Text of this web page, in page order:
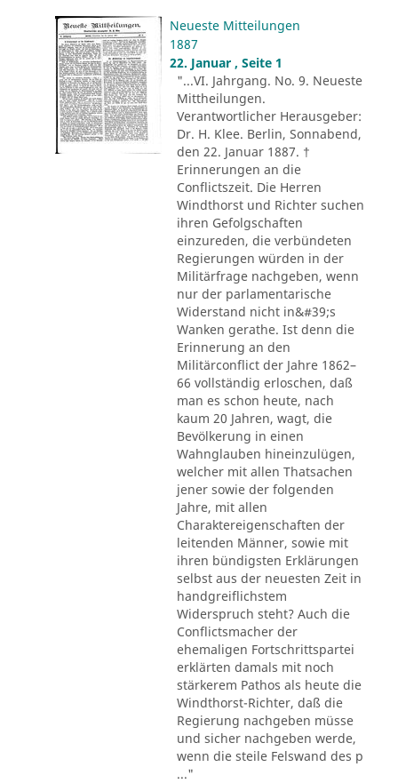
Neueste Mitteilungen
1887
22. Januar , Seite 1
"...VI. Jahrgang. No. 9. Neueste
Mittheilungen.
Verantwortlicher Herausgeber:
Dr. H. Klee. Berlin, Sonnabend,
den 22. Januar 1887. †
Erinnerungen an die
Conflictszeit. Die Herren
Windthorst und Richter suchen
ihren Gefolgschaften
einzureden, die verbündeten
Regierungen würden in der
Militärfrage nachgeben, wenn
nur der parlamentarische
Widerstand nicht in&#39;s
Wanken gerathe. Ist denn die
Erinnerung an den
Militärconflict der Jahre 1862–
66 vollständig erloschen, daß
man es schon heute, nach
kaum 20 Jahren, wagt, die
Bevölkerung in einen
Wahnglauben hineinzulügen,
welcher mit allen Thatsachen
jener sowie der folgenden
Jahre, mit allen
Charaktereigenschaften der
leitenden Männer, sowie mit
ihren bündigsten Erklärungen
selbst aus der neuesten Zeit in
handgreiflichstem
Widerspruch steht? Auch die
Conflictsmacher der
ehemaligen Fortschrittspartei
erklärten damals mit noch
stärkerem Pathos als heute die
Windthorst-Richter, daß die
Regierung nachgeben müsse
und sicher nachgeben werde,
wenn die steile Felswand des p
..."